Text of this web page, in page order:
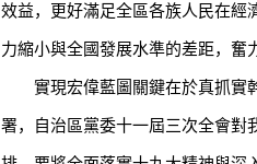
效益，更好滿足全區各族人民在經
力縮小與全國發展水準的差距，奮
實現宏偉藍圖關鍵在於真抓實幹
署，自治區黨委十一屆三次全會對